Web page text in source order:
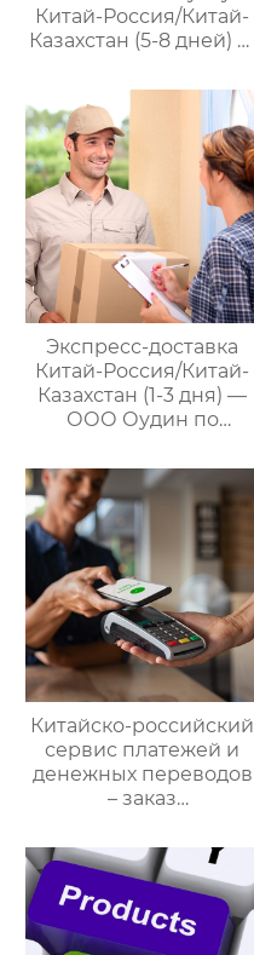
Китай-Россия/Китай-
Казахстан (5-8 дней) —
управлению
международными
цепями поставок
Экспресс-доставка
Китай-Россия/Китай-
Казахстан (1-3 дня) —
ООО Оудин по
международными
цепями поставок
Китайско-российский
сервис платежей и
денежных переводов
– заказ
поставок